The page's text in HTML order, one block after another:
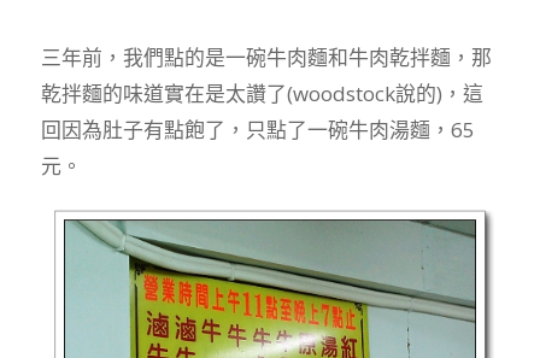
三年前，我們點的是一碗牛肉麵和牛肉乾拌麵，那
乾拌麵的味道實在是太讚了(woodstock說的)，這
回因為肚子有點飽了，只點了一碗牛肉湯麵，65
元。